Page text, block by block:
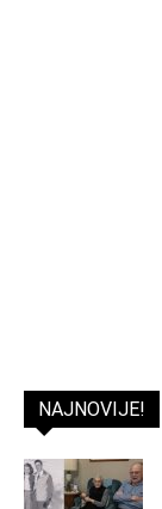
NAJNOVIJE!